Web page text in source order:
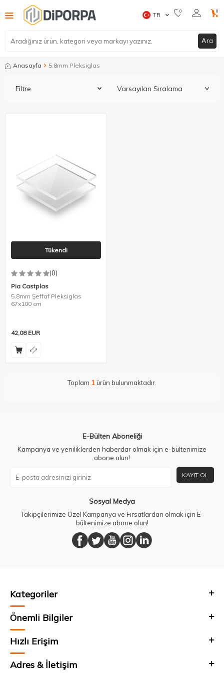
Ara
TR 0 0
Anasayfa 5.8mm Pleksiglas
Filtre
Tükendi
(0)
Pia Castplas
5.8mm Şeffaf Pleksiglas
67x100 cm
42,08EUR
Toplam 1ürün bulunmaktadır.
E-Bülten Aboneliği
Kampanya ve yeniliklerden haberdar olmak için e-bültenimize
abone olun!
KAYIT OL
Sosyal Medya
Takipçilerimize Özel Kampanya ve Fırsatlardan olmak için E-
bültenimize abone olun!
Kategoriler
Önemli Bilgiler
Hızlı Erişim
Adres & İletişim